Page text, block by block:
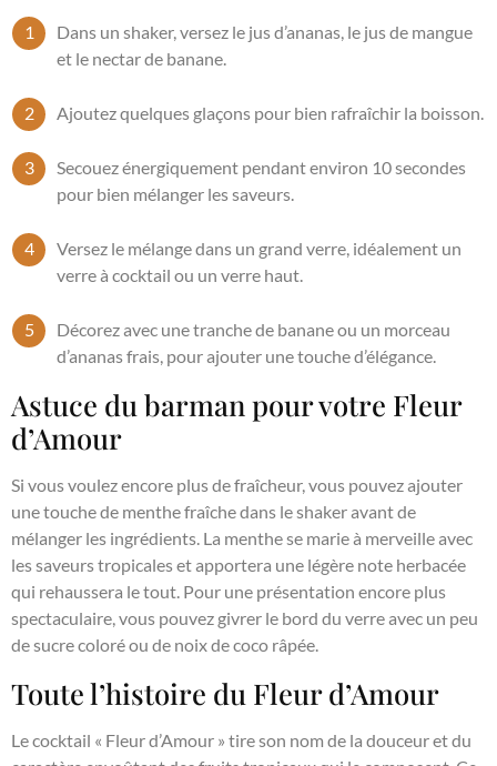
Dans un shaker, versez le jus d’ananas, le jus de mangue
et le nectar de banane.
Ajoutez quelques glaçons pour bien rafraîchir la boisson.
Secouez énergiquement pendant environ 10 secondes
pour bien mélanger les saveurs.
Versez le mélange dans un grand verre, idéalement un
verre à cocktail ou un verre haut.
Décorez avec une tranche de banane ou un morceau
d’ananas frais, pour ajouter une touche d’élégance.
Astuce du barman pour votre Fleur
d’Amour
Si vous voulez encore plus de fraîcheur, vous pouvez ajouter
une touche de menthe fraîche dans le shaker avant de
mélanger les ingrédients. La menthe se marie à merveille avec
les saveurs tropicales et apportera une légère note herbacée
qui rehaussera le tout. Pour une présentation encore plus
spectaculaire, vous pouvez givrer le bord du verre avec un peu
de sucre coloré ou de noix de coco râpée.
Toute l’histoire du Fleur d’Amour
Le cocktail « Fleur d’Amour » tire son nom de la douceur et du